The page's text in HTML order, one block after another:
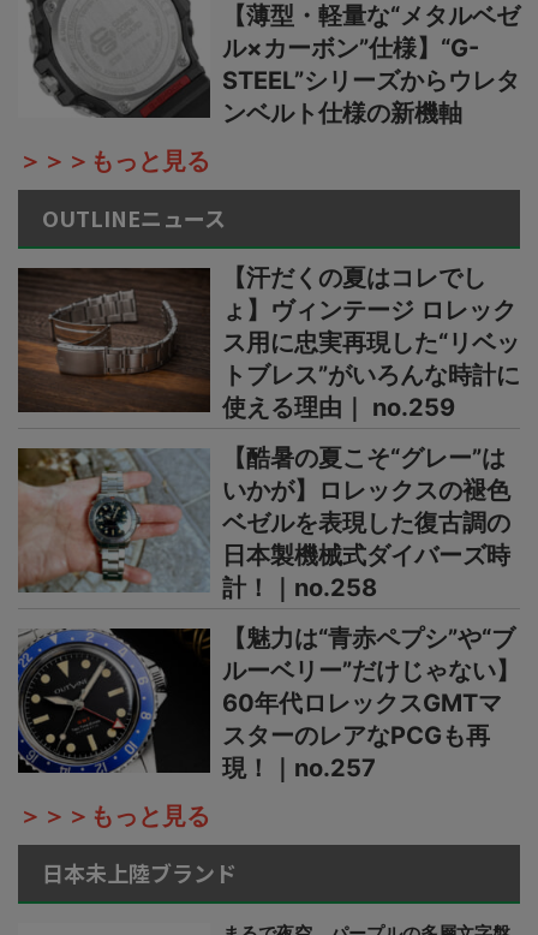
【薄型・軽量な“メタルベゼ
ル×カーボン”仕様】“G-
STEEL”シリーズからウレタ
ンベルト仕様の新機軸
＞＞＞もっと見る
OUTLINEニュース
【汗だくの夏はコレでし
ょ】ヴィンテージ ロレック
ス用に忠実再現した“リベッ
トブレス”がいろんな時計に
使える理由｜ no.259
【酷暑の夏こそ“グレー”は
いかが】ロレックスの褪色
ベゼルを表現した復古調の
日本製機械式ダイバーズ時
計！｜no.258
【魅力は“青赤ペプシ”や“ブ
ルーベリー”だけじゃない】
60年代ロレックスGMTマ
スターのレアなPCGも再
現！｜no.257
＞＞＞もっと見る
日本未上陸ブランド